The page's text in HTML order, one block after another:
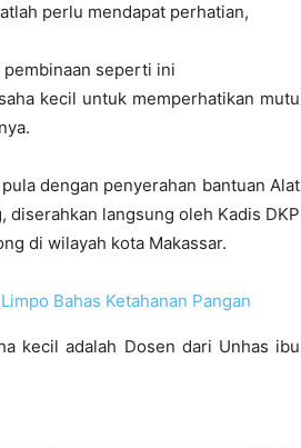
perlu mendapat perhatian,
seperti ini
kecil untuk memperhatikan mutu
dengan penyerahan bantuan Alat
langsung oleh Kadis DKP
di wilayah kota Makassar.
Bahas Ketahanan Pangan
kecil adalah Dosen dari Unhas ibu